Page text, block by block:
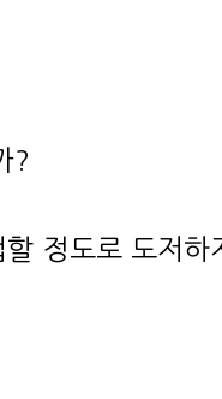
?
정도로 도저